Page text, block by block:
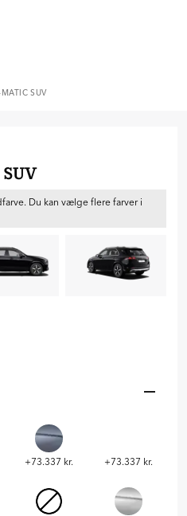
SUV
Du kan vælge flere farver i
+73.337 kr. +73.337 kr.